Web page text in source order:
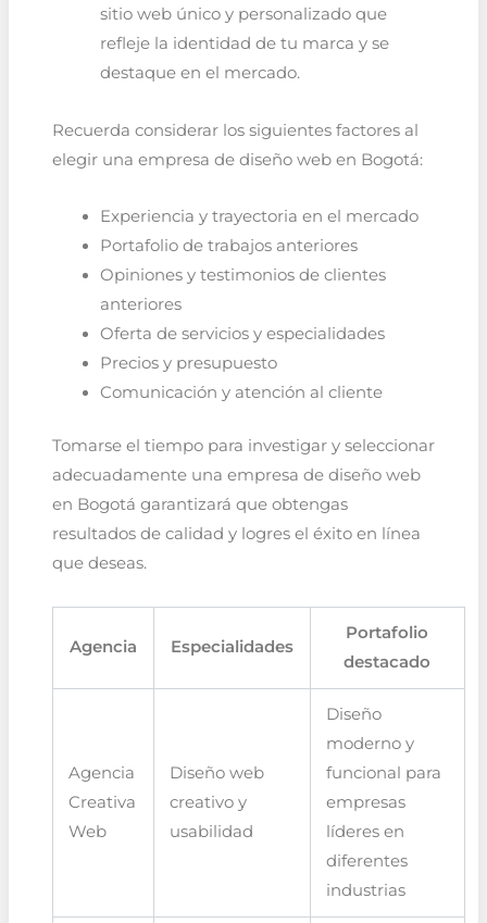
sitio web único y personalizado que
refleje la identidad de tu marca y se
destaque en el mercado.
Recuerda considerar los siguientes factores al
elegir una empresa de diseño web en Bogotá:
Experiencia y trayectoria en el mercado
Portafolio de trabajos anteriores
Opiniones y testimonios de clientes
anteriores
Oferta de servicios y especialidades
Precios y presupuesto
Comunicación y atención al cliente
Tomarse el tiempo para investigar y seleccionar
adecuadamente una empresa de diseño web
en Bogotá garantizará que obtengas
resultados de calidad y logres el éxito en línea
que deseas.
Agencia Especialidades
Portafolio
destacado
Agencia
Creativa
Web
Diseño web
creativo y
usabilidad
Diseño
moderno y
funcional para
empresas
líderes en
diferentes
industrias